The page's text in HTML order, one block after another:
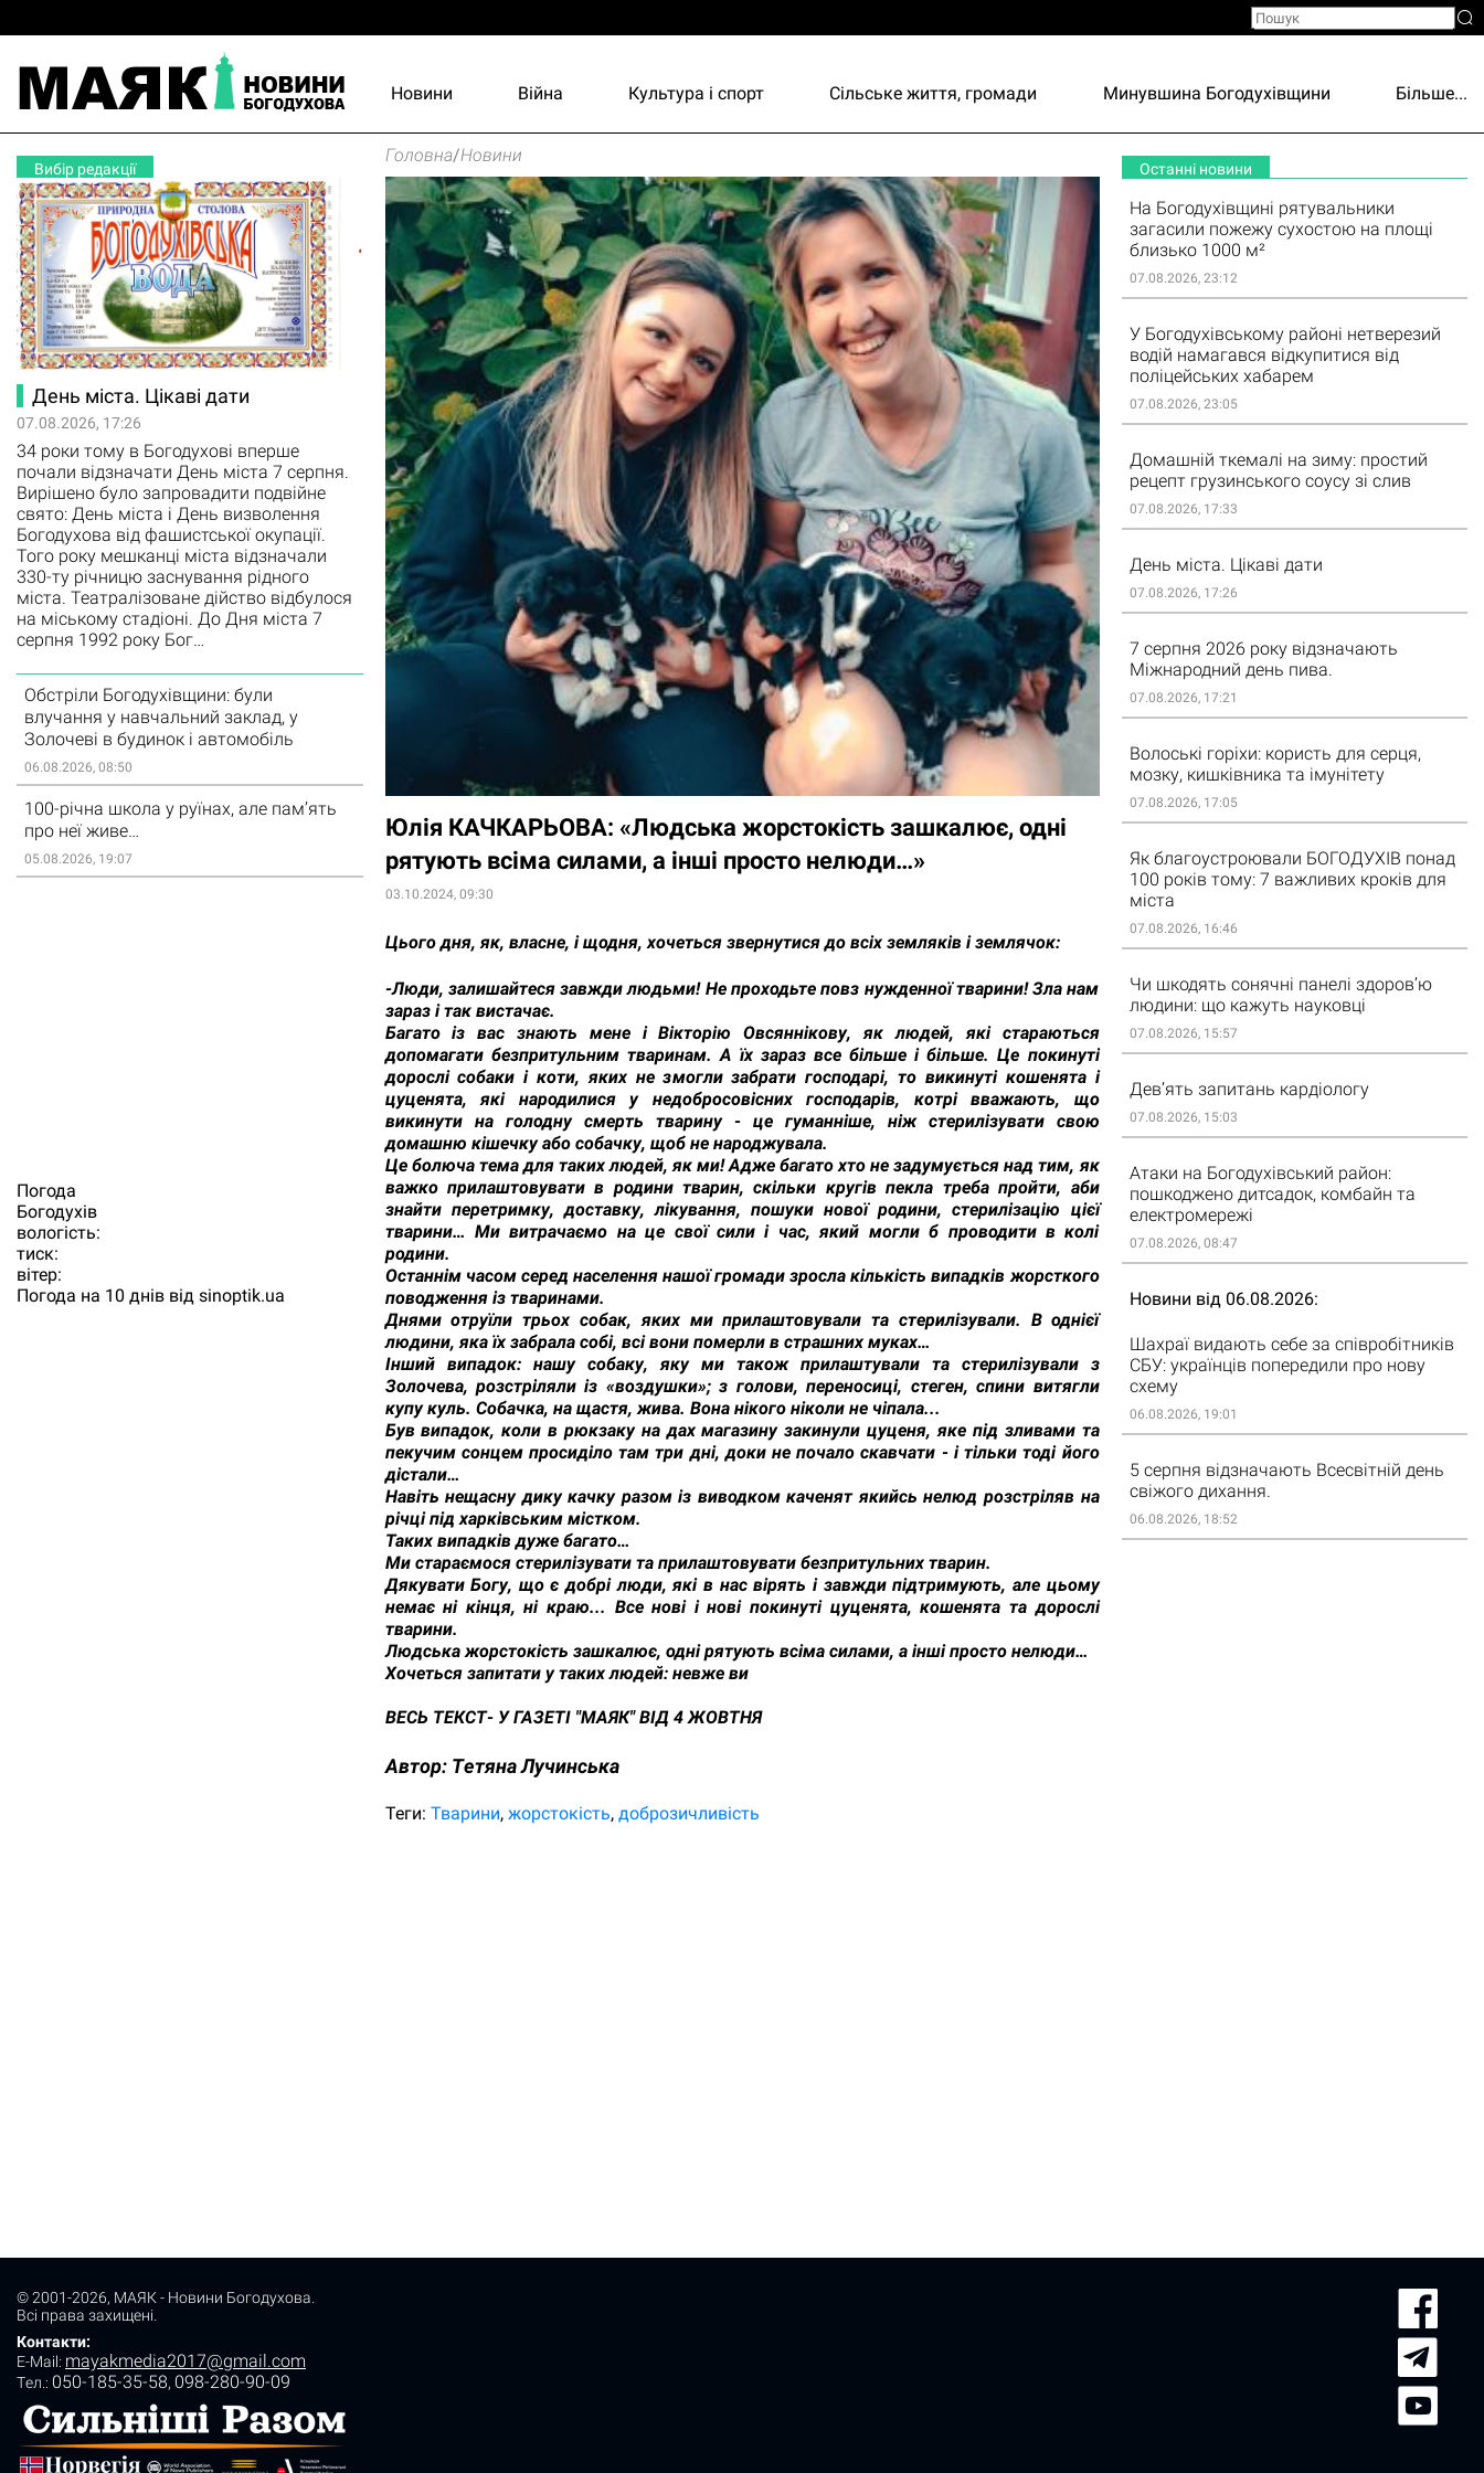
Новини Війна Культура і спорт Сільське життя, громади Минувшина Богодухівщини Більше...
Вибір редакції
День міста. Цікаві дати
07.08.2026, 17:26
34 роки тому в Богодухові вперше
почали відзначати День міста 7 серпня.
Вирішено було запровадити подвійне
свято: День міста і День визволення
Богодухова від фашистської окупації.
Того року мешканці міста відзначали
330-ту річницю заснування рідного
міста. Театралізоване дійство відбулося
на міському стадіоні. До Дня міста 7
серпня 1992 року Бог…
Обстріли Богодухівщини: були
влучання у навчальний заклад, у
Золочеві в будинок і автомобіль
06.08.2026, 08:50
100-річна школа у руїнах, але пам’ять
про неї живе…
05.08.2026, 19:07
Погода
Богодухiв
вологість:
тиск:
вітер:
Погода на 10 днів від sinoptik.ua
Головна/Новини
Юлія КАЧКАРЬОВА: «Людська жорстокість зашкалює, одні
рятують всіма силами, а інші просто нелюди…»
03.10.2024, 09:30
Цього дня, як, власне, і щодня, хочеться звернутися до всіх земляків і землячок:
-Люди, залишайтеся завжди людьми! Не проходьте повз нужденної тварини! Зла нам
зараз і так вистачає.
Багато із вас знають мене і Вікторію Овсяннікову, як людей, які стараються
допомагати безпритульним тваринам. А їх зараз все більше і більше. Це покинуті
дорослі собаки і коти, яких не змогли забрати господарі, то викинуті кошенята і
цуценята, які народилися у недобросовісних господарів, котрі вважають, що
викинути на голодну смерть тварину - це гуманніше, ніж стерилізувати свою
домашню кішечку або собачку, щоб не народжувала.
Це болюча тема для таких людей, як ми! Адже багато хто не задумується над тим, як
важко прилаштовувати в родини тварин, скільки кругів пекла треба пройти, аби
знайти перетримку, доставку, лікування, пошуки нової родини, стерилізацію цієї
тварини… Ми витрачаємо на це свої сили і час, який могли б проводити в колі
родини.
Останнім часом серед населення нашої громади зросла кількість випадків жорсткого
поводження із тваринами.
Днями отруїли трьох собак, яких ми прилаштовували та стерилізували. В однієї
людини, яка їх забрала собі, всі вони померли в страшних муках…
Інший випадок: нашу собаку, яку ми також прилаштували та стерилізували з
Золочева, розстріляли із «воздушки»; з голови, переносиці, стеген, спини витягли
купу куль. Собачка, на щастя, жива. Вона нікого ніколи не чіпала...
Був випадок, коли в рюкзаку на дах магазину закинули цуценя, яке під зливами та
пекучим сонцем просиділо там три дні, доки не почало скавчати - і тільки тоді його
дістали…
Навіть нещасну дику качку разом із виводком каченят якийсь нелюд розстріляв на
річці під харківським містком.
Таких випадків дуже багато…
Ми стараємося стерилізувати та прилаштовувати безпритульних тварин.
Дякувати Богу, що є добрі люди, які в нас вірять і завжди підтримують, але цьому
немає ні кінця, ні краю... Все нові і нові покинуті цуценята, кошенята та дорослі
тварини.
Людська жорстокість зашкалює, одні рятують всіма силами, а інші просто нелюди…
Хочеться запитати у таких людей: невже ви
ВЕСЬ ТЕКСТ- У ГАЗЕТІ "МАЯК" ВІД 4 ЖОВТНЯ
Автор: Tетяна Лучинська
Теги: Тварини жорстокість доброзичливість
Останні новини
На Богодухівщині рятувальники
загасили пожежу сухостою на площі
близько 1000 м²
07.08.2026, 23:12
У Богодухівському районі нетверезий
водій намагався відкупитися від
поліцейських хабарем
07.08.2026, 23:05
Домашній ткемалі на зиму: простий
рецепт грузинського соусу зі слив
07.08.2026, 17:33
День міста. Цікаві дати
07.08.2026, 17:26
7 серпня 2026 року відзначають
Міжнародний день пива.
07.08.2026, 17:21
Волоські горіхи: користь для серця,
мозку, кишківника та імунітету
07.08.2026, 17:05
Як благоустроювали БОГОДУХІВ понад
100 років тому: 7 важливих кроків для
міста
07.08.2026, 16:46
Чи шкодять сонячні панелі здоров’ю
людини: що кажуть науковці
07.08.2026, 15:57
Дев’ять запитань кардіологу
07.08.2026, 15:03
Атаки на Богодухівський район:
пошкоджено дитсадок, комбайн та
електромережі
07.08.2026, 08:47
Новини від 06.08.2026
Шахраї видають себе за співробітників
СБУ: українців попередили про нову
схему
06.08.2026, 19:01
5 серпня відзначають Всесвітній день
свіжого дихання.
06.08.2026, 18:52
© 2001-2026, МАЯК - Новини Богодухова
Всі права захищені.
Контакти:
E-Mail: mayakmedia2017@gmail.com
Tел.: 050-185-35-58, 098-280-90-09